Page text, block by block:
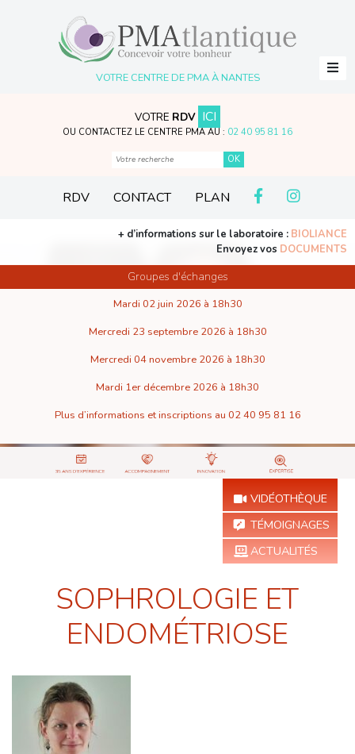
VOTRE CENTRE DE PMA À NANTES
VOTRE RDV ICI
OU CONTACTEZ LE CENTRE PMA AU : 02 40 95 81 16
+ d’informations sur le laboratoire : BIOLIANCE
Envoyez vos DOCUMENTS
RDV CONTACT PLAN
Groupes d'échanges
Mardi 02 juin 2026 à 18h30
Mercredi 23 septembre 2026 à 18h30
Mercredi 04 novembre 2026 à 18h30
Mardi 1er décembre 2026 à 18h30
Plus d’informations et inscriptions au 02 40 95 81 16
VIDÉOTHÈQUE
TÉMOIGNAGES
ACTUALITÉS
SOPHROLOGIE ET
ENDOMÉTRIOSE